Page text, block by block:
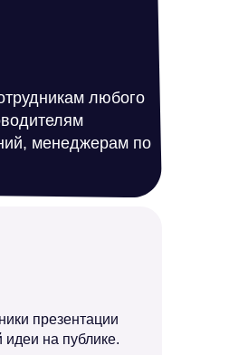
любого
менеджерам по
презентации
идеи на публике.